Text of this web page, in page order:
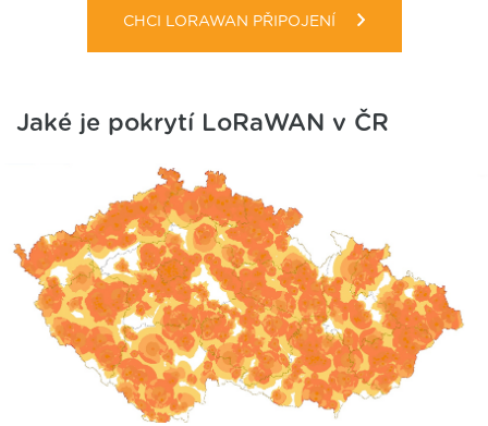
CHCI LORAWAN PŘIPOJENÍ
Jaké je pokrytí LoRaWAN v ČR